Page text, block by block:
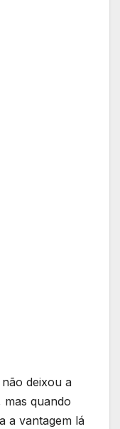
deixou a
mas quando
a vantagem lá